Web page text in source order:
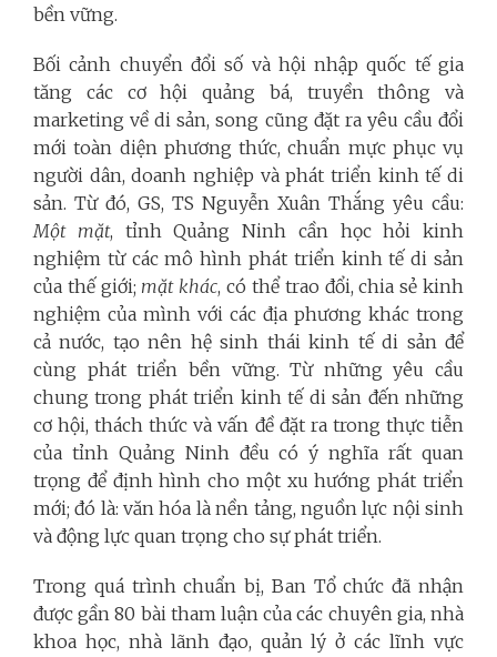
bền vững.
Bối cảnh chuyển đổi số và hội nhập quốc tế gia
tăng các cơ hội quảng bá, truyền thông và
marketing về di sản, song cũng đặt ra yêu cầu đổi
mới toàn diện phương thức, chuẩn mực phục vụ
người dân, doanh nghiệp và phát triển kinh tế di
sản. Từ đó, GS, TS Nguyễn Xuân Thắng yêu cầu:
Một mặt, tỉnh Quảng Ninh cần học hỏi kinh
nghiệm từ các mô hình phát triển kinh tế di sản
của thế giới; mặt khác, có thể trao đổi, chia sẻ kinh
nghiệm của mình với các địa phương khác trong
cả nước, tạo nên hệ sinh thái kinh tế di sản để
cùng phát triển bền vững. Từ những yêu cầu
chung trong phát triển kinh tế di sản đến những
cơ hội, thách thức và vấn đề đặt ra trong thực tiễn
của tỉnh Quảng Ninh đều có ý nghĩa rất quan
trọng để định hình cho một xu hướng phát triển
mới; đó là: văn hóa là nền tảng, nguồn lực nội sinh
và động lực quan trọng cho sự phát triển.
Trong quá trình chuẩn bị, Ban Tổ chức đã nhận
được gần 80 bài tham luận của các chuyên gia, nhà
khoa học, nhà lãnh đạo, quản lý ở các lĩnh vực